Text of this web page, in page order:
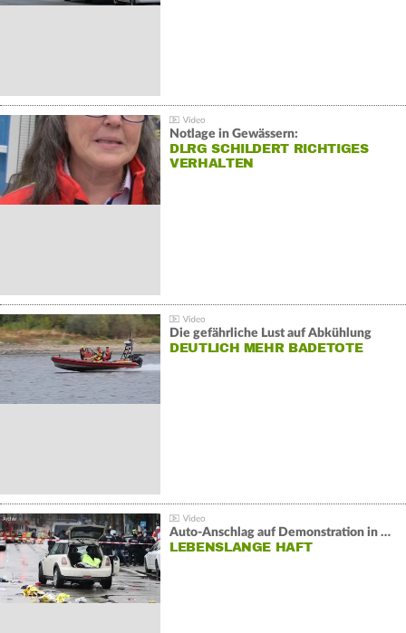
Notlage in Gewässern:
DLRG SCHILDERT RICHTIGES
VERHALTEN
Die gefährliche Lust auf Abkühlung
DEUTLICH MEHR BADETOTE
Auto-Anschlag auf Demonstration in München:
LEBENSLANGE HAFT